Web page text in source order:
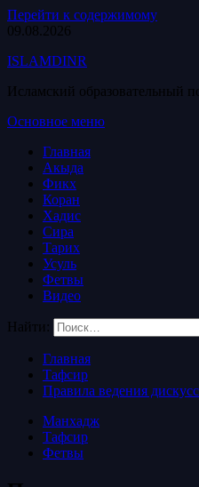
Перейти к содержимому
09.08.2026
ISLAMDINR
Исламский образовательный
Основное меню
Главная
Акыда
Фикх
Коран
Хадис
Сира
Тарих
Усуль
Фетвы
Видео
Найти:
Главная
Тафсир
Правила ведения
Манхадж
Тафсир
Фетвы